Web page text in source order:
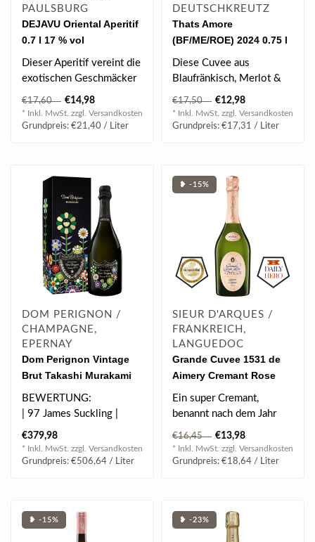
PAULSBURG
DEJAVU Oriental Aperitif
0.7 l 17 % vol
Dieser Aperitif vereint die
exotischen Geschmäcker
dieser Welt...
€17,60 €14,98
* Inkl. MwSt. zzgl. Versandkosten
Grundpreis: €21,40 / Liter
DEUTSCHKREUTZ
Thats Amore
(BF/ME/ROE) 2024 0.75 l
Diese Cuvee aus
Blaufränkisch, Merlot &
Roesler bereitet ein
wunderbares samtig..
€17,50 €12,98
* Inkl. MwSt. zzgl. Versandkosten
Grundpreis: €17,31 / Liter
DOM PERIGNON /
CHAMPAGNE,
EPERNAY
Dom Perignon Vintage
Brut Takashi Murakami
Special Edition
Champagner 2015 0.75 l
BEWERTUNG:
| 97 James Suckling |
| 96 Wine Spectator |
| 96 Antonio Galloni |..
€379,98
* Inkl. MwSt. zzgl. Versandkosten
Grundpreis: €506,64 / Liter
❥ -15%
SIEUR D'ARQUES /
FRANKREICH,
LANGUEDOC
Grande Cuvee 1531 de
Aimery Cremant Rose
0.75 l 12.50% vol
Ein super Cremant,
benannt nach dem Jahr
seiner Entdeckung! Die
Sekttradition in..
€16,45 €13,98
* Inkl. MwSt. zzgl. Versandkosten
Grundpreis: €18,64 / Liter
❥ -15% ❥ -23%